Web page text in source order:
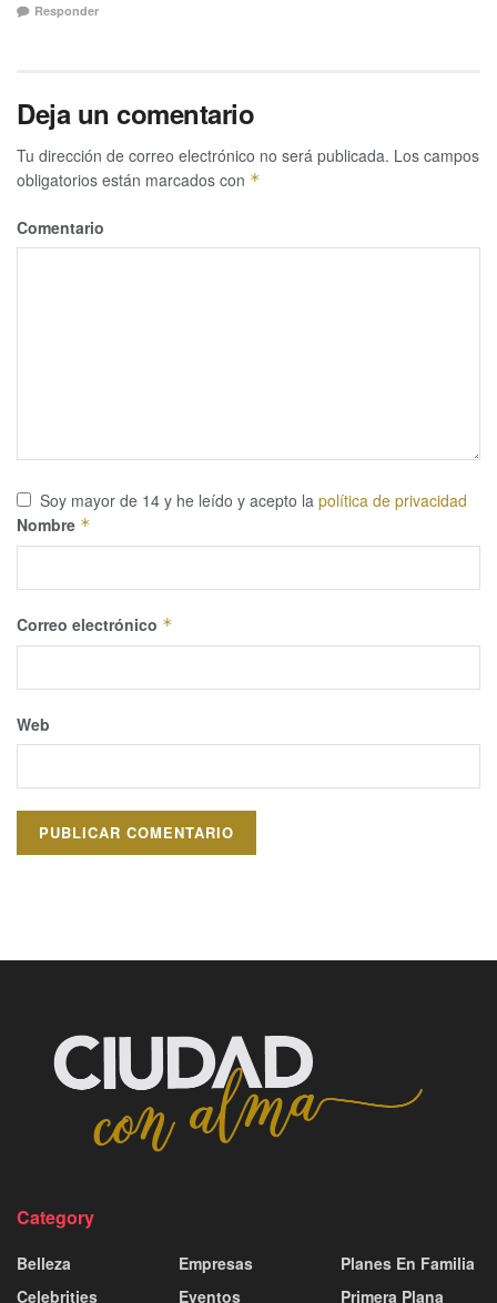
Responder
Deja un comentario
Tu dirección de correo electrónico no será publicada. Los campos
obligatorios están marcados con *
Comentario
Soy mayor de 14 y he leído y acepto la política de privacidad
Nombre *
Correo electrónico *
Web
Category
Belleza
Celebrities
Empresas
Eventos
Planes En Familia
Primera Plana